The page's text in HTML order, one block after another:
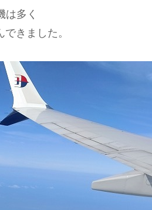
は多く
きました。